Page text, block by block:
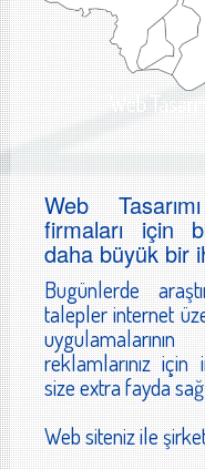
Web
Web
firmaları için
daha büyük bir
Bugünlerde
talepler internet
reklamlarınız için
size extra fayda
Web siteniz ile